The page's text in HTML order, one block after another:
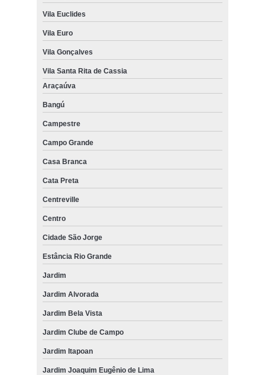
Vila Euclides
Vila Euro
Vila Gonçalves
Vila Santa Rita de Cassia
Araçaúva
Bangú
Campestre
Campo Grande
Casa Branca
Cata Preta
Centreville
Centro
Cidade São Jorge
Estância Rio Grande
Jardim
Jardim Alvorada
Jardim Bela Vista
Jardim Clube de Campo
Jardim Itapoan
Jardim Joaquim Eugênio de Lima